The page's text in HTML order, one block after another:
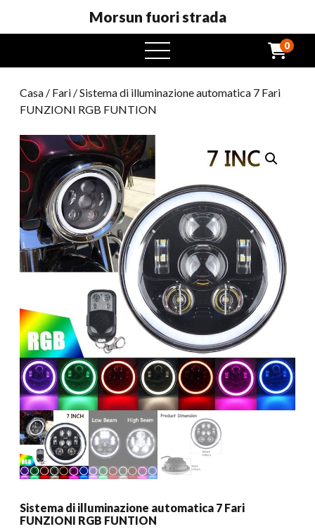
Morsun fuori strada
Menu
aperto
0
Casa / Fari / Sistema di illuminazione automatica 7 Fari
FUNZIONI RGB FUNTION
Sistema di illuminazione automatica 7 Fari
FUNZIONI RGB FUNTION